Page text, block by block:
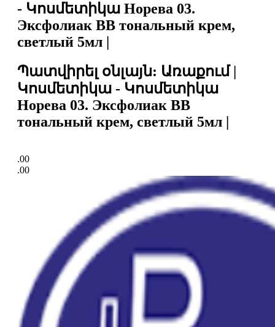
- Կոսմետիկա Норева 03.
Эксфолиак BB тональный крем,
светлый 5мл |
Պատվիրել օնլայն: Առաքում |
Կոսմետիկա - Կոսմետիկա
Норева 03. Эксфолиак BB
тональный крем, светлый 5мл |
.00
.00